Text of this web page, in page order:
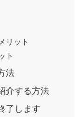
リット
ト
法
介する方法
了します